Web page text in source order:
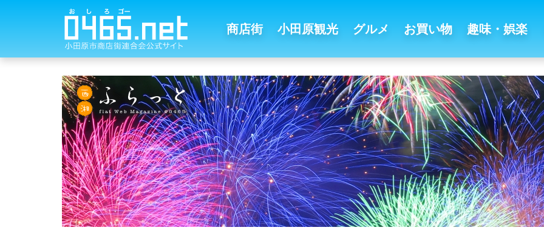
商店街 小田原観光 グルメ お買い物 趣味・娯楽